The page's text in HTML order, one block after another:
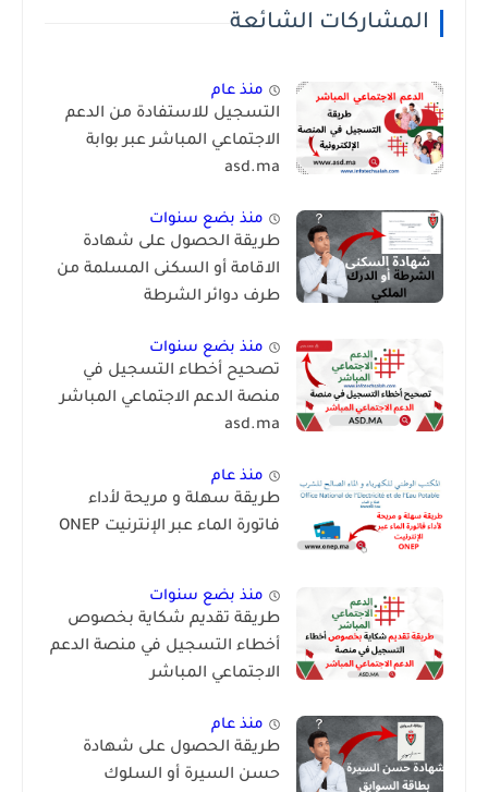
المشاركات الشائعة
منذ عام
التسجيل للاستفادة من الدعم
الاجتماعي المباشر عبر بوابة
asd.ma
منذ بضع سنوات
طريقة الحصول على شهادة
الاقامة أو السكنى المسلمة من
طرف دوائر الشرطة
منذ بضع سنوات
تصحيح أخطاء التسجيل في
منصة الدعم الاجتماعي المباشر
asd.ma
منذ عام
طريقة سهلة و مريحة لأداء
فاتورة الماء عبر الإنترنيت ONEP
منذ بضع سنوات
طريقة تقديم شكاية بخصوص
أخطاء التسجيل في منصة الدعم
الاجتماعي المباشر
منذ عام
طريقة الحصول على شهادة
حسن السيرة أو السلوك